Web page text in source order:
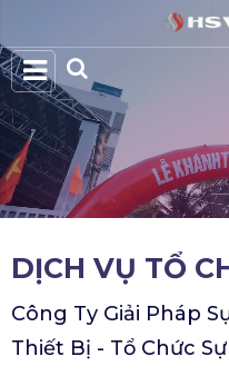
DỊCH VỤ TỔ
Công Ty Giải Pháp
Thiết Bị - Tổ Chức